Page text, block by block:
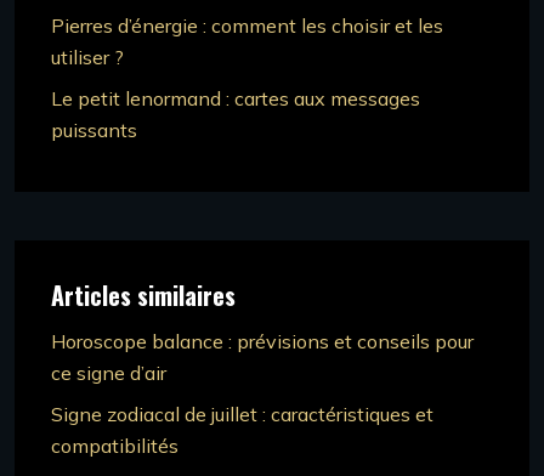
Pierres d’énergie : comment les choisir et les
utiliser ?
Le petit lenormand : cartes aux messages
puissants
Articles similaires
Horoscope balance : prévisions et conseils pour
ce signe d’air
Signe zodiacal de juillet : caractéristiques et
compatibilités